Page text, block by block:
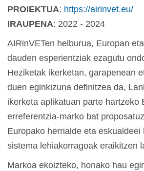
PROIEKTUA: https://airinvet.eu/
IRAUPENA: 2022 - 2024
AIRinVETen helburua, Europan
dauden esperientziak ezagutu
Heziketak ikerketan, garapenean
duen eginkizuna definitzea da,
ikerketa aplikatuan parte hartzeko
erreferentzia-marko bat
Europako herrialde eta eskualdeei
sistema lehiakorragoak eraikitzen
Markoa ekoizteko, honako hau